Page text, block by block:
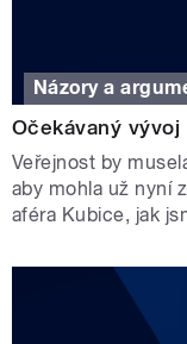
Názory a
Očekávaný
Veřejnost by
aby mohla už nyní
aféra Kubice, jak